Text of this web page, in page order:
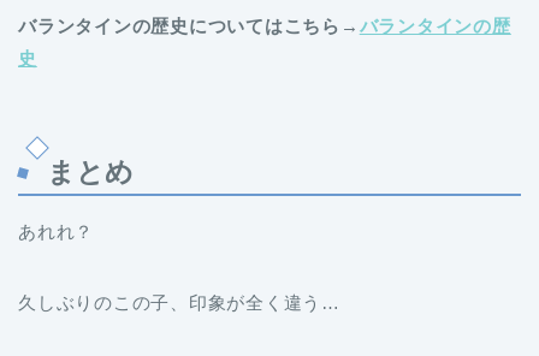
バランタインの歴史についてはこちら→ バランタインの歴
史
まとめ
あれれ？
久しぶりのこの子、印象が全く違う…